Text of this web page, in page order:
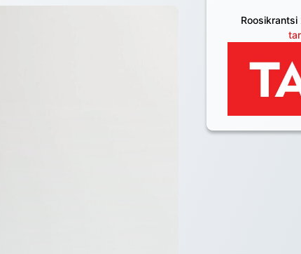
Roosikrantsi